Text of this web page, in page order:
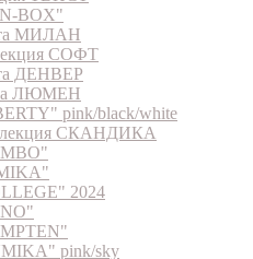
BOX"
МИЛАН
СОФТ
ДЕНВЕР
ЛЮМЕН
pink/black/white
СКАНДИКА
2024
pink/sky